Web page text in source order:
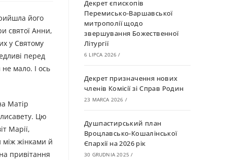
його
святої Анни,
у Святому
перед
не мало. І ось
Матір
Цю
Марії,
між жінками й
привітання
Декрет єпископів
Перемисько-Варшавської
митрополії щодо
звершування Божественної
Літургії
6 LIPCA 2026 /
Декрет призначення нових
членів Комісії зі Справ Родин
23 MARCA 2026 /
Душпастирський план
Вроцлавсько-Кошалінської
Єпархії на 2026 рік
30 GRUDNIA 2025 /